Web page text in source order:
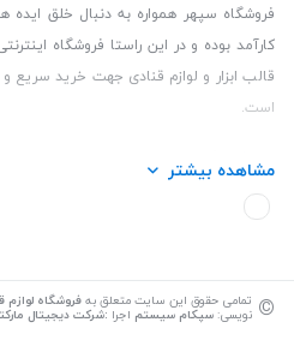
فروشگاه سپهر همواره به دنبال خلق ایده
کارآمد بوده و در این راستا فروشگاه
قالب ابزار و لوازم قنادی جهت خرید سریع
است.
این فروشگاه تمام تلاش خود را نموده تا
عرضه نماید.
مشاهده بیشتر
© تمامی حقوق این سایت متعلق بهفروشگاه لوازم
نویسی: سپکام سیستم اجرا :شرکت دیجیتال